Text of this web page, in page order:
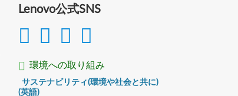
Lenovo公式SNS
環境への取り組み
サステナビリティ(環境や社会と共に)
(英語)